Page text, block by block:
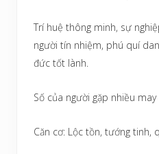
Trí huệ thông minh, sự
người tín nhiệm, phú quí
đức tốt lành.
Số của người gặp nhiều may
Căn cơ: Lộc tồn, tướng tinh,